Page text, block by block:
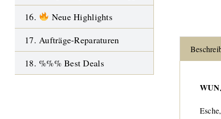
16.
Neue Highlights
17. Aufträge-Reparaturen
18. %%% Best Deals